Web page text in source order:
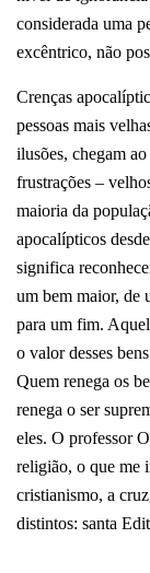
considerada uma
excêntrico, não
Crenças
pessoas mais
ilusões, chegam
frustrações –
maioria da
apocalípticos
significa
um bem maior, de
para um fim.
o valor desses
Quem renega os
renega o ser
eles. O professor
religião, o que me
cristianismo, a
distintos: santa